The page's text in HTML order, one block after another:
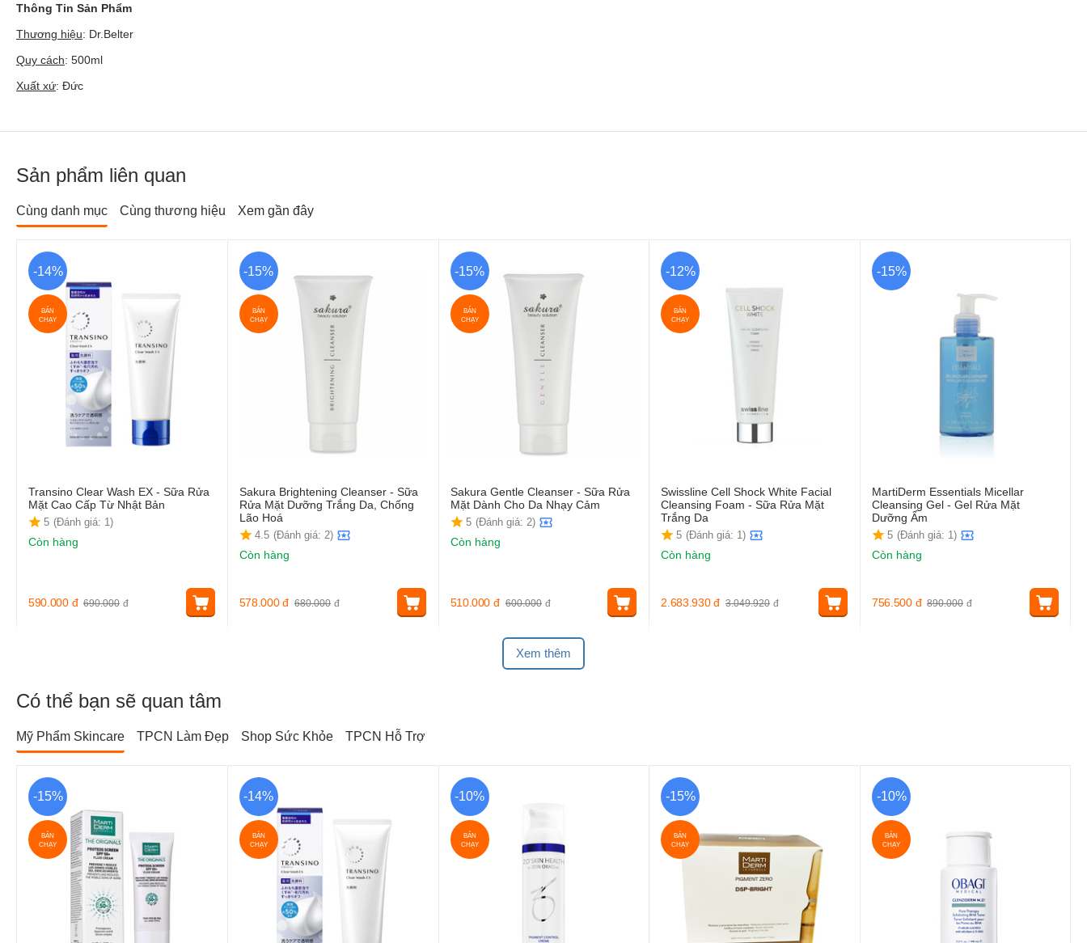
Thông Tin Sản Phẩm
Thương hiệu: Dr.Belter
Quy cách: 500ml
Xuất xứ: Đức
Sản phẩm liên quan
Cùng danh mục Cùng thương hiệu Xem gần đây
-14%
BÁN
CHẠY
Transino Clear Wash EX - Sữa Rửa
Mặt Cao Cấp Từ Nhật Bản
5 (Đánh giá: 1)
Còn hàng
690.000 đ
590.000 đ
-15%
BÁN
CHẠY
Sakura Brightening Cleanser - Sữa
Rửa Mặt Dưỡng Trắng Da, Chống
Lão Hoá
4.5 (Đánh giá: 2)
Còn hàng
680.000 đ
578.000 đ
-15%
BÁN
CHẠY
Sakura Gentle Cleanser - Sữa Rửa
Mặt Dành Cho Da Nhạy Cảm
5 (Đánh giá: 2)
Còn hàng
600.000 đ
510.000 đ
-12%
BÁN
CHẠY
Swissline Cell Shock White Facial
Cleansing Foam - Sữa Rửa Mặt
Trắng Da
5 (Đánh giá: 1)
Còn hàng
3.049.920 đ
2.683.930 đ
-15%
MartiDerm Essentials Micellar
Cleansing Gel - Gel Rửa Mặt
Dưỡng Ẩm
5 (Đánh giá: 1)
Còn hàng
890.000 đ
756.500 đ
Xem thêm
Có thể bạn sẽ quan tâm
Mỹ Phẩm Skincare TPCN Làm Đẹp Shop Sức Khỏe TPCN Hỗ Trợ
-15%
BÁN
CHẠY
-14%
BÁN
CHẠY
-10%
BÁN
CHẠY
-15%
BÁN
CHẠY
-10%
BÁN
CHẠY